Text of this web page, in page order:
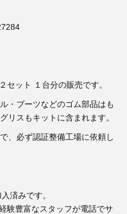
セット １台分の販売です。
・ブーツなどのゴム部品はも
リスもキットに含まれます。
、必ず認証整備工場に依頼し
済みです。
験豊富なスタッフが電話でサ